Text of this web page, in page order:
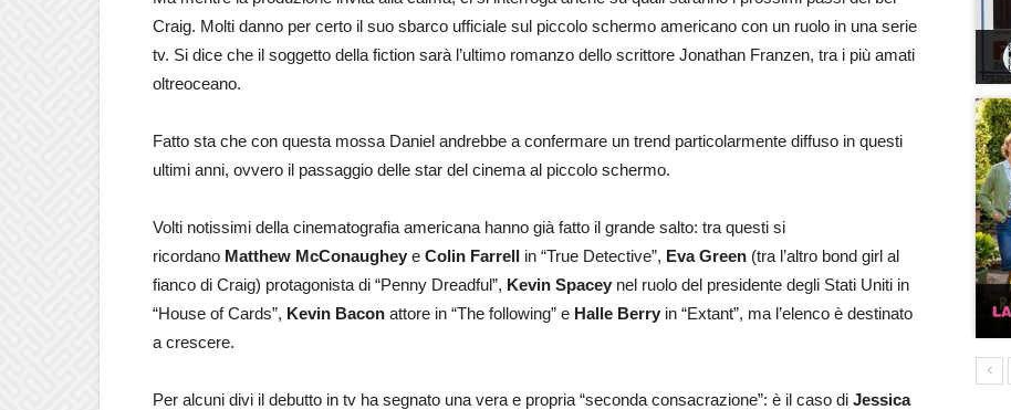
Craig. Molti danno per certo il suo sbarco ufficiale sul piccolo schermo americano con un ruolo in una serie
tv. Si dice che il soggetto della fiction sarà l’ultimo romanzo dello scrittore Jonathan Franzen, tra i più amati
oltreoceano.
Fatto sta che con questa mossa Daniel andrebbe a confermare un trend particolarmente diffuso in questi
ultimi anni, ovvero il passaggio delle star del cinema al piccolo schermo.
Volti notissimi della cinematografia americana hanno già fatto il grande salto: tra questi si
ricordano Matthew McConaughey e Colin Farrell in “True Detective”, Eva Green (tra l’altro bond girl al
fianco di Craig) protagonista di “Penny Dreadful”, Kevin Spacey nel ruolo del presidente degli Stati Uniti in
“House of Cards”, Kevin Bacon attore in “The following” e Halle Berry in “Extant”, ma l’elenco è destinato
a crescere.
Per alcuni divi il debutto in tv ha segnato una vera e propria “seconda consacrazione”: è il caso di Jessica